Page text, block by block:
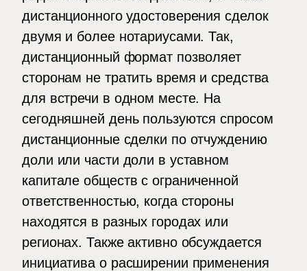
дистанционного удостоверения сделок
двумя и более нотариусами. Так,
дистанционный формат позволяет
сторонам не тратить время и средства
для встречи в одном месте. На
сегодняшней день пользуются спросом
дистанционные сделки по отчуждению
доли или части доли в уставном
капитале обществ с ограниченной
ответственностью, когда стороны
находятся в разных городах или
регионах. Также активно обсуждается
инициатива о расширении применения